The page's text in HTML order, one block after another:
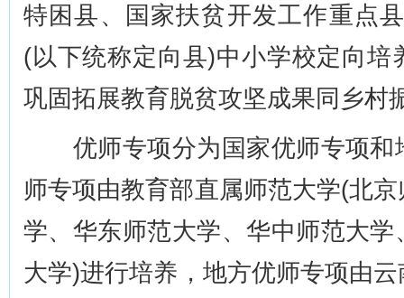
特困县、国家扶贫开发工作重点
(以下统称定向县)中小学校定向培
巩固拓展教育脱贫攻坚成果同乡村
优师专项分为国家优师专项和
师专项由教育部直属师范大学(北
学、华东师范大学、华中师范大
大学)进行培养，地方优师专项由